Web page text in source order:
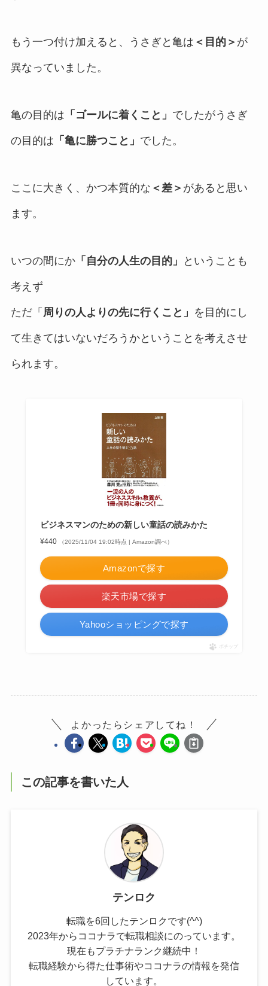
もう一つ付け加えると、うさぎと亀は ＜目的＞ が
異なっていました。
亀の目的は 「ゴールに着くこと」 でしたがうさぎ
の目的は 「亀に勝つこと」 でした。
ここに大きく、かつ本質的な ＜差＞ があると思い
ます。
いつの間にか「自分の人生の目的」 ということも
考えず
ただ「 周りの人よりの先に行くこと」 を目的にし
て生きてはいないだろうかということを考えさせ
られます。
ビジネスマンのための新しい童話の読みかた
¥440 （2025/11/04 19:02時点 | Amazon調べ）
Amazonで探す
楽天市場で探す
Yahooショッピングで探す
ポチップ
よかったらシェアしてね！
この記事を書いた人
テンロク
転職を6回したテンロクです(^^)
2023年からココナラで転職相談にのっています。
現在もプラチナランク継続中！
転職経験から得た仕事術やココナラの情報を発信
しています。